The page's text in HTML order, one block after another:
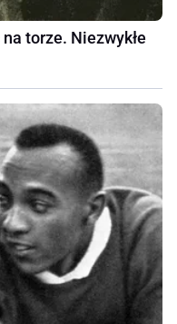
torze. Niezwykłe